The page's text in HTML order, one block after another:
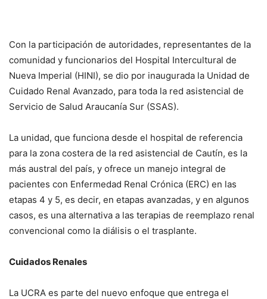
Con la participación de autoridades, representantes de la
comunidad y funcionarios del Hospital Intercultural de
Nueva Imperial (HINI), se dio por inaugurada la Unidad de
Cuidado Renal Avanzado, para toda la red asistencial de
Servicio de Salud Araucanía Sur (SSAS).
La unidad, que funciona desde el hospital de referencia
para la zona costera de la red asistencial de Cautín, es la
más austral del país, y ofrece un manejo integral de
pacientes con Enfermedad Renal Crónica (ERC) en las
etapas 4 y 5, es decir, en etapas avanzadas, y en algunos
casos, es una alternativa a las terapias de reemplazo renal
convencional como la diálisis o el trasplante.
Cuidados Renales
La UCRA es parte del nuevo enfoque que entrega el